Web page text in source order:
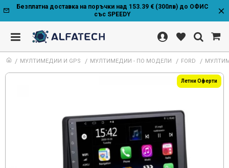
Безплатна доставка на поръчки над 153.39 € (300лв) до ОФИС
със SPEEDY
МУЛТИМЕДИИ И GPS МУЛТИМЕДИИ - ПО МОДЕЛИ FORD
Летни Оферти